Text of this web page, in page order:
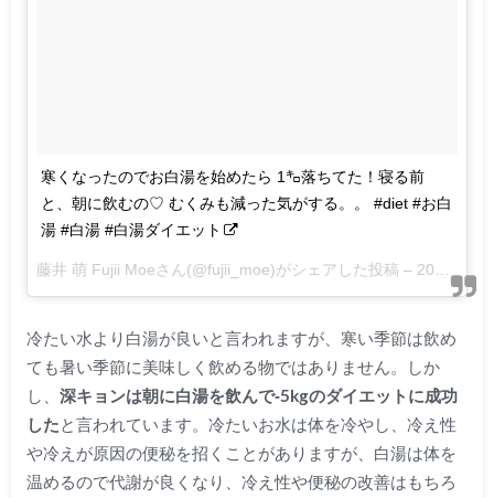
寒くなったのでお白湯を始めたら 1㌔落ちてた！寝る前
と、朝に飲むの♡ むくみも減った気がする。。 #diet #お白
湯 #白湯 #白湯ダイエット
藤井 萌 Fujii Moeさん(@fujii_moe)がシェアした投稿 – 2016 11月 21 9:20午後 PST
冷たい水より白湯が良いと言われますが、寒い季節は飲め
ても暑い季節に美味しく飲める物ではありません。しか
し、 深キョンは朝に白湯を飲んで‐5kgのダイエットに成功
したと言われています。冷たいお水は体を冷やし、冷え性
や冷えが原因の便秘を招くことがありますが、白湯は体を
温めるので代謝が良くなり、冷え性や便秘の改善はもちろ